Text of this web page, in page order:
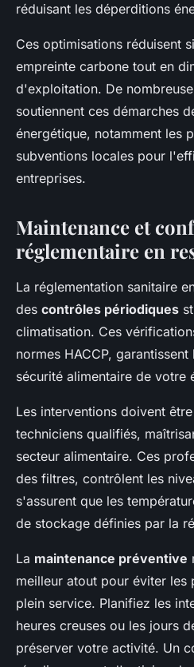
réduisant les déperditions
Ces optimisations réduisent
empreinte carbone tout en
d'exploitation. De
soutiennent ces démarches
énergétique, notamment les
subventions locales pour
entreprises.
Maintenance et
réglementaire en
La réglementation sanitaire
des contrôles périodiques
climatisation. Ces
normes HACCP,
sécurité alimentaire de votre
Les interventions doivent
techniciens qualifiés,
secteur alimentaire. Ces
des filtres, contrôlent les
s'assurent que les
de stockage définies par la
La maintenance préventive
meilleur atout pour éviter les
plein service. Planifiez les
heures creuses ou les jours
préserver votre activité. Un